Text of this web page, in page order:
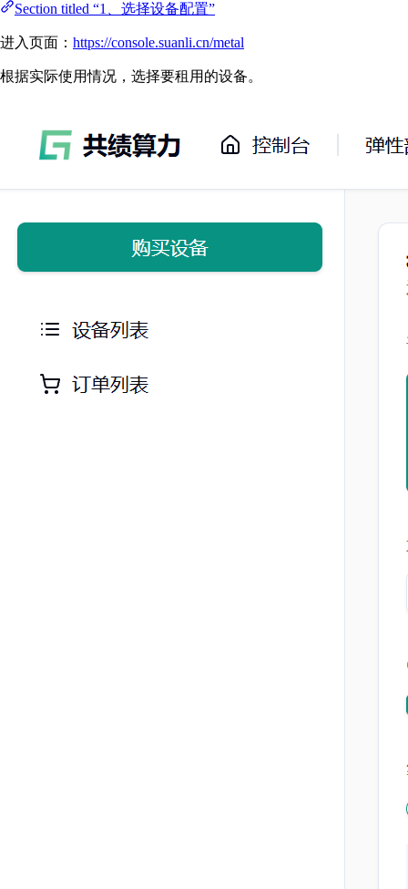
Section titled “1、选择设备配置”
进入页面： https://console.suanli.cn/metal
根据实际使用情况，选择要租用的设备。